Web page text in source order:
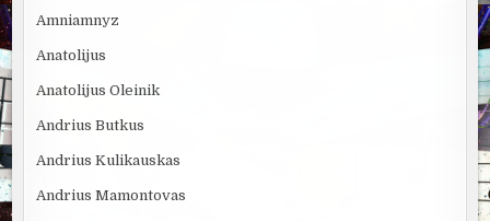
Amniamnyz
Anatolijus
Anatolijus Oleinik
Andrius Butkus
Andrius Kulikauskas
Andrius Mamontovas